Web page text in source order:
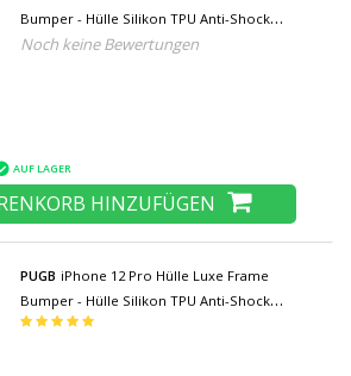
Bumper - Hülle Silikon TPU Anti-Shock
Hellgrün
Noch keine Bewertungen
AUF LAGER
HINZUFÜGEN
PUGB iPhone 12 Pro Hülle Luxe Frame
Bumper - Hülle Silikon TPU Anti-Shock
Hellgrün